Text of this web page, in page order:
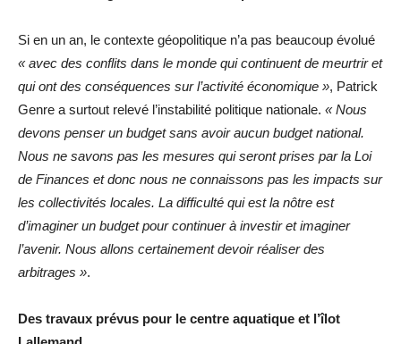
Si en un an, le contexte géopolitique n’a pas beaucoup évolué
« avec des conflits dans le monde qui continuent de meurtrir et
qui ont des conséquences sur l’activité économique », Patrick
Genre a surtout relevé l’instabilité politique nationale. « Nous
devons penser un budget sans avoir aucun budget national.
Nous ne savons pas les mesures qui seront prises par la Loi
de Finances et donc nous ne connaissons pas les impacts sur
les collectivités locales. La difficulté qui est la nôtre est
d’imaginer un budget pour continuer à investir et imaginer
l’avenir. Nous allons certainement devoir réaliser des
arbitrages ».
Des travaux prévus pour le centre aquatique et l’îlot